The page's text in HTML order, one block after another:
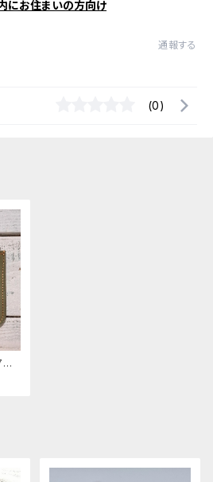
にお住まいの方向け
通報する
(0)